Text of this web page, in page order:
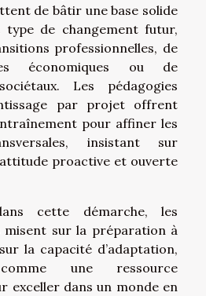
de bâtir une base solide
de changement futur,
professionnelles, de
économiques ou de
Les pédagogies
par projet offrent
pour affiner les
insistant sur
attitude proactive et ouverte
cette démarche, les
misent sur la préparation à
la capacité d’adaptation,
une ressource
exceller dans un monde en